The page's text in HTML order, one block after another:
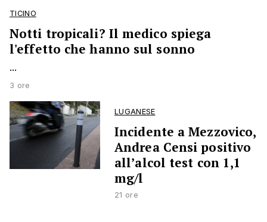
TICINO
Notti tropicali? Il medico spiega
l'effetto che hanno sul sonno
...
3 ore
LUGANESE
Incidente a Mezzovico,
Andrea Censi positivo
all’alcol test con 1,1
mg/l
21 ore